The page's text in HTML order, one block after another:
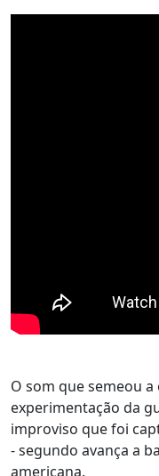
O som que semeou
experimentação da
improviso que foi
- segundo avança a
americana.